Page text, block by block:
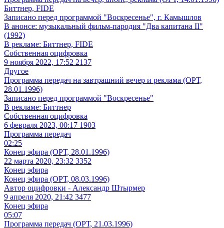
Биттнер, FIDE
Записано перед программой "Воскресенье", г. Камышлов
В анонсе: музыкальный фильм-пародия "Два капитана II"
(1992)
В рекламе: Биттнер, FIDE
Собственная оцифровка
9 ноября 2022, 17:52 2137
Другое
Программа передач на завтрашний вечер и реклама (ОРТ,
28.01.1996)
Записано перед программой "Воскресенье"
В рекламе: Биттнер
Собственная оцифровка
6 февраля 2023, 00:17 1903
Программа передач
02:25
Конец эфира (ОРТ, 28.01.1996)
22 марта 2020, 23:32 3352
Конец эфира
Конец эфира (ОРТ, 08.03.1996)
Автор оцифровки - Александр Штырмер
9 апреля 2020, 21:42 3477
Конец эфира
05:07
Программа передач (ОРТ, 21.03.1996)